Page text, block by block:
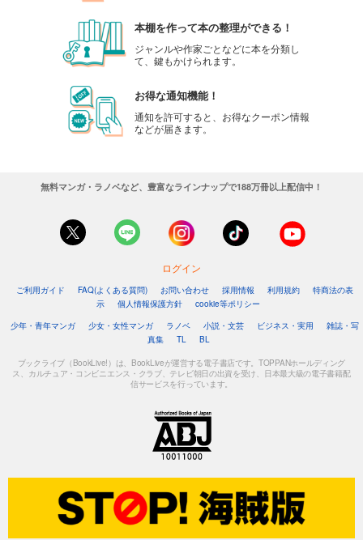
本棚を作って本の整理ができる！
ジャンルや作家ごとなどに本を分類し
て、鍵もかけられます。
お得な通知機能！
通知を許可すると、お得なクーポン情報
などが届きます。
無料マンガ・ラノベなど、豊富なラインナップで188万冊以上配信中！
ログイン
ご利用ガイド FAQ(よくある質問) お問い合わせ 採用情報 利用規約
特商法の表
示
個人情報保護方針
cookie等ポリシー
少年・青年マンガ
少女・女性マンガ ラノベ 小説・文芸 ビジネス・実用
雑誌・写
真集
TL BL
ブックライブ（BookLive!）は、BookLiveが運営する電子書店です。TOPPANホールディング
ス、カルチュア・コンビニエンス・クラブ、テレビ朝日の出資を受け、日本最大級の電子書籍配
信サービスを行っています。